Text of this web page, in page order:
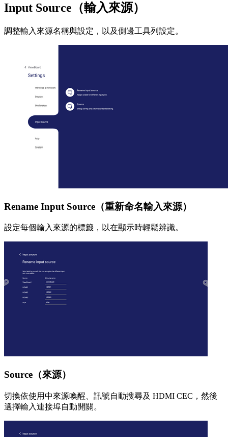
Input Source（輸入來源）
調整輸入來源名稱與設定，以及側邊工具列設定。
Rename Input Source（重新命名輸入來源）
設定每個輸入來源的標籤，以在顯示時輕鬆辨識。
Source（來源）
切換依使用中來源喚醒、訊號自動搜尋及 HDMI CEC，然後
選擇輸入連接埠自動開關。